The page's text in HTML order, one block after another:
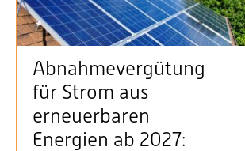
Abnahmevergütung
für Strom aus
erneuerbaren
Energien ab 2027: